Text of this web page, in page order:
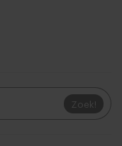
Zoek!